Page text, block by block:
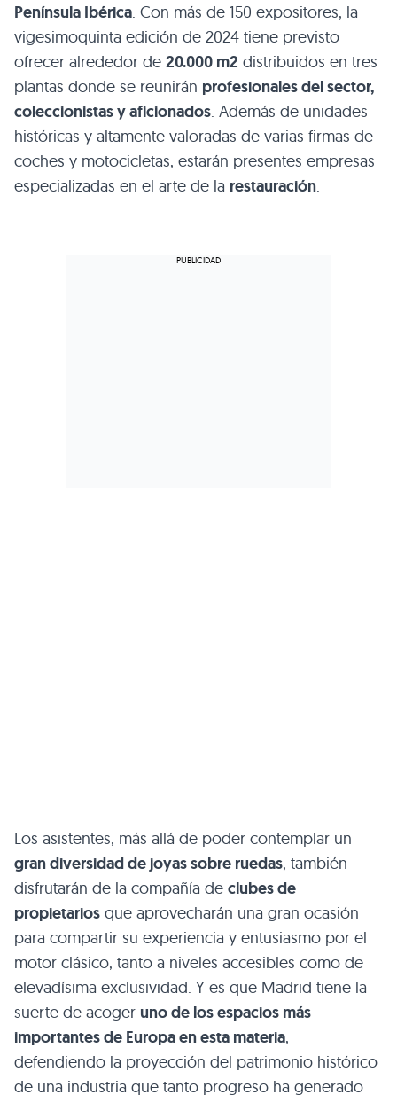
Península Ibérica. Con más de 150 expositores, la
vigesimoquinta edición de 2024 tiene previsto
ofrecer alrededor de 20.000 m2 distribuidos en tres
plantas donde se reunirán profesionales del sector,
coleccionistas y aficionados. Además de unidades
históricas y altamente valoradas de varias firmas de
coches y motocicletas, estarán presentes empresas
especializadas en el arte de la restauración.
Los asistentes, más allá de poder contemplar un
gran diversidad de joyas sobre ruedas, también
disfrutarán de la compañía de clubes de
propietarios que aprovecharán una gran ocasión
para compartir su experiencia y entusiasmo por el
motor clásico, tanto a niveles accesibles como de
elevadísima exclusividad. Y es que Madrid tiene la
suerte de acoger uno de los espacios más
importantes de Europa en esta materia,
defendiendo la proyección del patrimonio histórico
de una industria que tanto progreso ha generado